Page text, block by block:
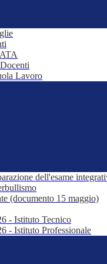
Lavoro
dell'esame
(documento 15 maggio)
- Istituto Tecnico
- Istituto Professionale